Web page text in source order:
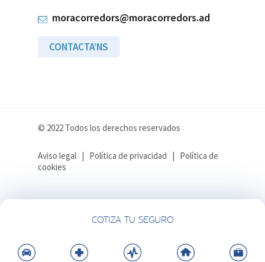
COTIZA TU SEGURO
moracorredors@moracorredors.ad
CONTACTA’NS
© 2022 Todos los derechos reservados
Aviso legal | Política de privacidad | Política de
cookies